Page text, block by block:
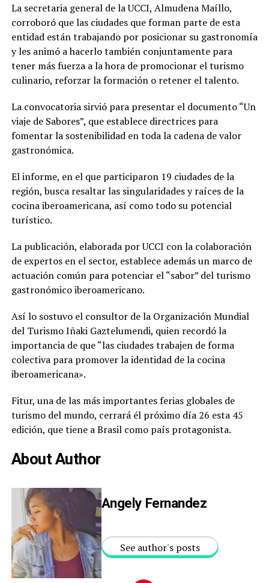
La secretaria general de la UCCI, Almudena Maíllo,
corroboró que las ciudades que forman parte de esta
entidad están trabajando por posicionar su gastronomía
y les animó a hacerlo también conjuntamente para
tener más fuerza a la hora de promocionar el turismo
culinario, reforzar la formación o retener el talento.
La convocatoria sirvió para presentar el documento “Un
viaje de Sabores”, que establece directrices para
fomentar la sostenibilidad en toda la cadena de valor
gastronómica.
El informe, en el que participaron 19 ciudades de la
región, busca resaltar las singularidades y raíces de la
cocina iberoamericana, así como todo su potencial
turístico.
La publicación, elaborada por UCCI con la colaboración
de expertos en el sector, establece además un marco de
actuación común para potenciar el “sabor” del turismo
gastronómico iberoamericano.
Así lo sostuvo el consultor de la Organización Mundial
del Turismo Iñaki Gaztelumendi, quien recordó la
importancia de que “las ciudades trabajen de forma
colectiva para promover la identidad de la cocina
iberoamericana».
Fitur, una de las más importantes ferias globales de
turismo del mundo, cerrará él próximo día 26 esta 45
edición, que tiene a Brasil como país protagonista.
About Author
Angely Fernandez
See author's posts